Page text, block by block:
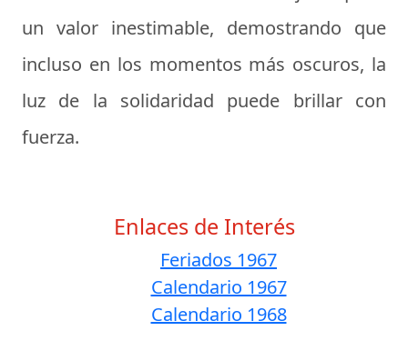
un valor inestimable, demostrando que
incluso en los momentos más oscuros, la
luz de la solidaridad puede brillar con
fuerza.
Enlaces de Interés
Feriados 1967
Calendario 1967
Calendario 1968